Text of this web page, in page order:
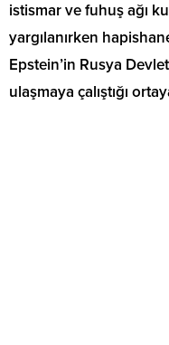
istismar ve fuhuş ağı
yargılanırken
Epstein’in Rusya
ulaşmaya çalıştığı